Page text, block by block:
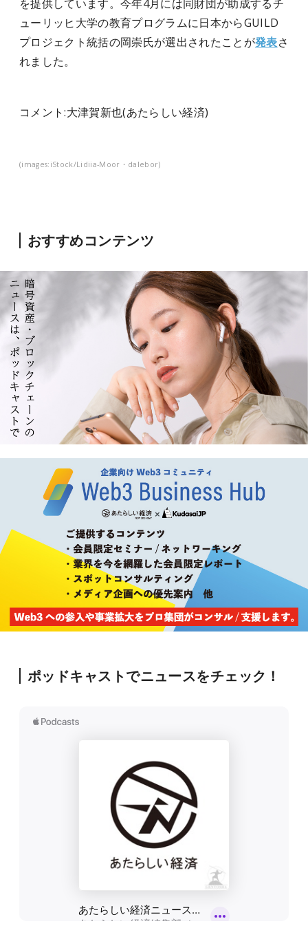
を提供しています。今年4月には同財団が助成するチ
ューリッヒ大学の教育プログラムに日本からGUILD
プロジェクト統括の岡崇氏が選出されたことが発表さ
れました。
コメント:大津賀新也(あたらしい経済)
(images:iStock/Lidiia-Moor・dalebor)
おすすめコンテンツ
ポッドキャストでニュースをチェック！